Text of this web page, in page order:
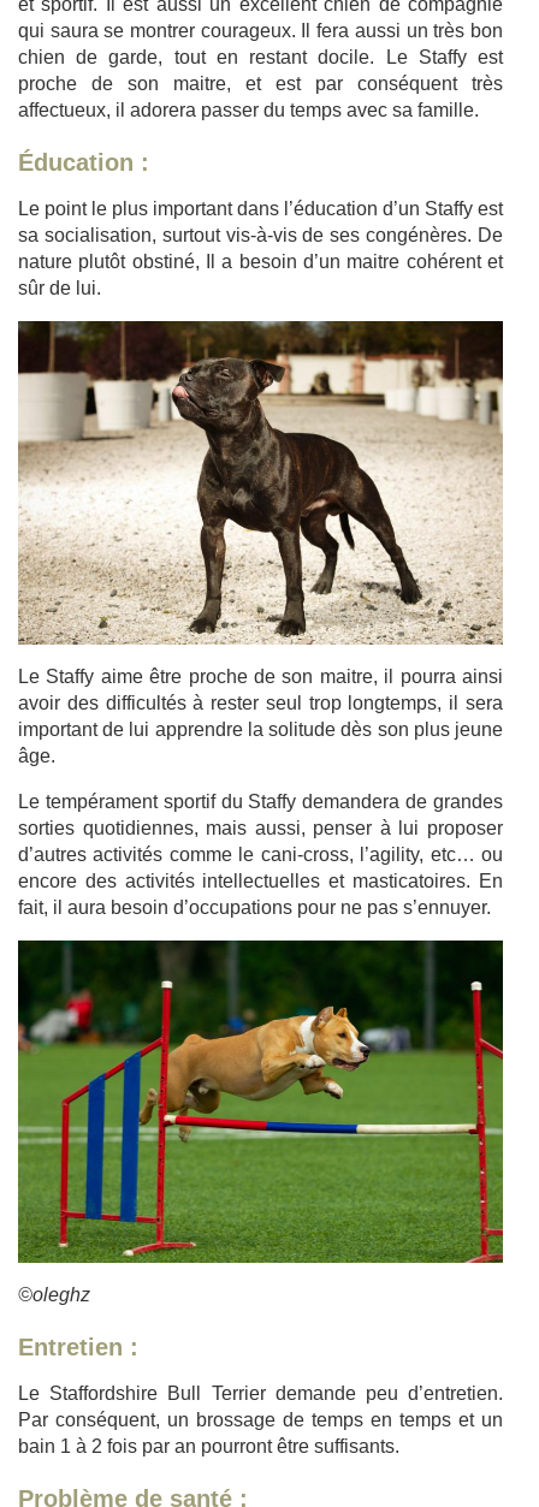
qui saura se montrer courageux. Il fera aussi un très bon
chien de garde, tout en restant docile. Le Staffy est
proche de son maitre, et est par conséquent très
affectueux, il adorera passer du temps avec sa famille.
Éducation :
Le point le plus important dans l’éducation d’un Staffy est
sa socialisation, surtout vis-à-vis de ses congénères. De
nature plutôt obstiné, Il a besoin d’un maitre cohérent et
sûr de lui.
Le Staffy aime être proche de son maitre, il pourra ainsi
avoir des difficultés à rester seul trop longtemps, il sera
important de lui apprendre la solitude dès son plus jeune
âge.
Le tempérament sportif du Staffy demandera de grandes
sorties quotidiennes, mais aussi, penser à lui proposer
d’autres activités comme le cani-cross, l’agility, etc… ou
encore des activités intellectuelles et masticatoires. En
fait, il aura besoin d’occupations pour ne pas s’ennuyer.
©oleghz
Entretien :
Le Staffordshire Bull Terrier demande peu d’entretien.
Par conséquent, un brossage de temps en temps et un
bain 1 à 2 fois par an pourront être suffisants.
Problème de santé :